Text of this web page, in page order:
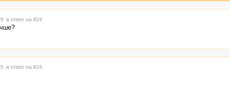
в ответ на #24
в ответ на #24